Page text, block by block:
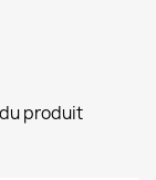
produit